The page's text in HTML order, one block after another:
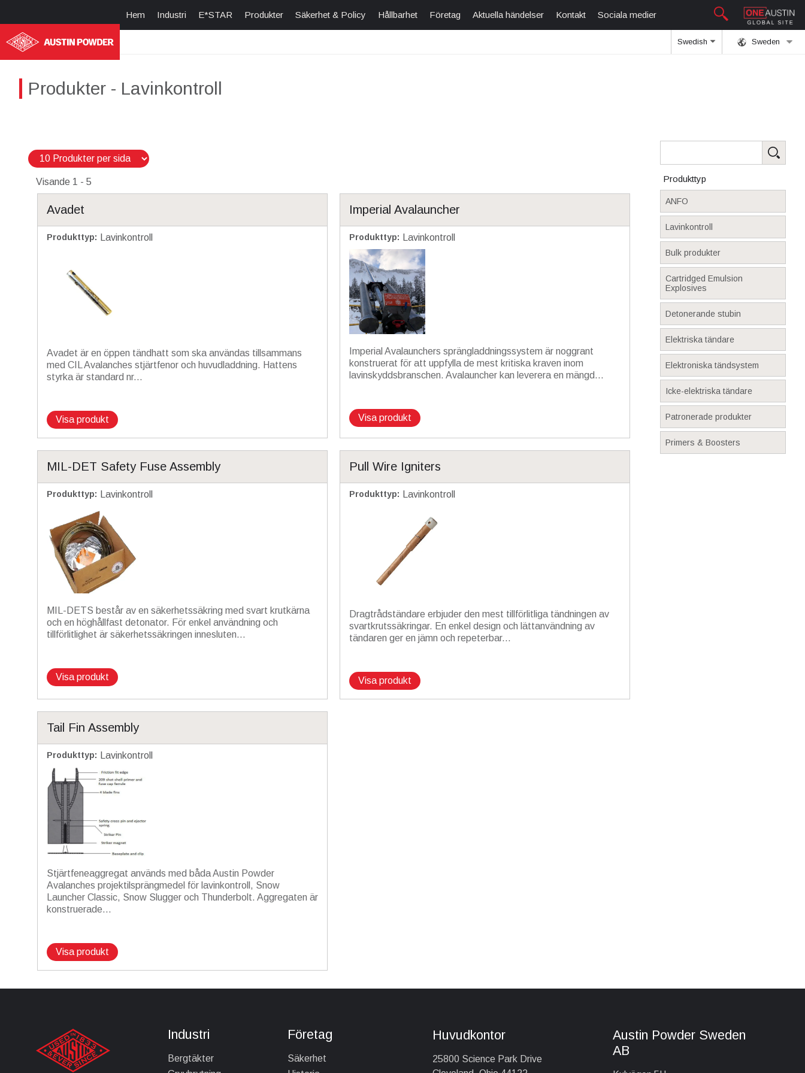
Hem Industri E*STAR Produkter Säkerhet & Policy Hållbarhet Företag Aktuella händelser Kontakt Sociala medier
Sweden
Swedish
Produkter - Lavinkontroll
Produkttyp
ANFO
Lavinkontroll
Bulk produkter
Cartridged Emulsion
Explosives
Detonerande stubin
Elektriska tändare
Elektroniska tändsystem
Icke-elektriska tändare
Patronerade produkter
Primers & Boosters
Visande 1 - 5
Avadet
Produkttyp: Lavinkontroll
Avadet är en öppen tändhatt som ska användas tillsammans
med CIL Avalanches stjärtfenor och huvudladdning. Hattens
styrka är standard nr...
Visa produkt
Imperial Avalauncher
Produkttyp: Lavinkontroll
Imperial Avalaunchers sprängladdningssystem är noggrant
konstruerat för att uppfylla de mest kritiska kraven inom
lavinskyddsbranschen. Avalauncher kan leverera en mängd...
Visa produkt
MIL-DET Safety Fuse Assembly
Produkttyp: Lavinkontroll
MIL-DETS består av en säkerhetssäkring med svart krutkärna
och en höghållfast detonator. För enkel användning och
tillförlitlighet är säkerhetssäkringen innesluten...
Visa produkt
Pull Wire Igniters
Produkttyp: Lavinkontroll
Dragtrådständare erbjuder den mest tillförlitliga tändningen av
svartkrutssäkringar. En enkel design och lättanvändning av
tändaren ger en jämn och repeterbar...
Visa produkt
Tail Fin Assembly
Produkttyp: Lavinkontroll
Stjärtfeneaggregat används med båda Austin Powder
Avalanches projektilsprängmedel för lavinkontroll, Snow
Launcher Classic, Snow Slugger och Thunderbolt. Aggregaten är
konstruerade...
Visa produkt
Industri
Bergtäkter
Företag
Säkerhet
Huvudkontor
25800 Science Park Drive
Austin Powder Sweden
AB